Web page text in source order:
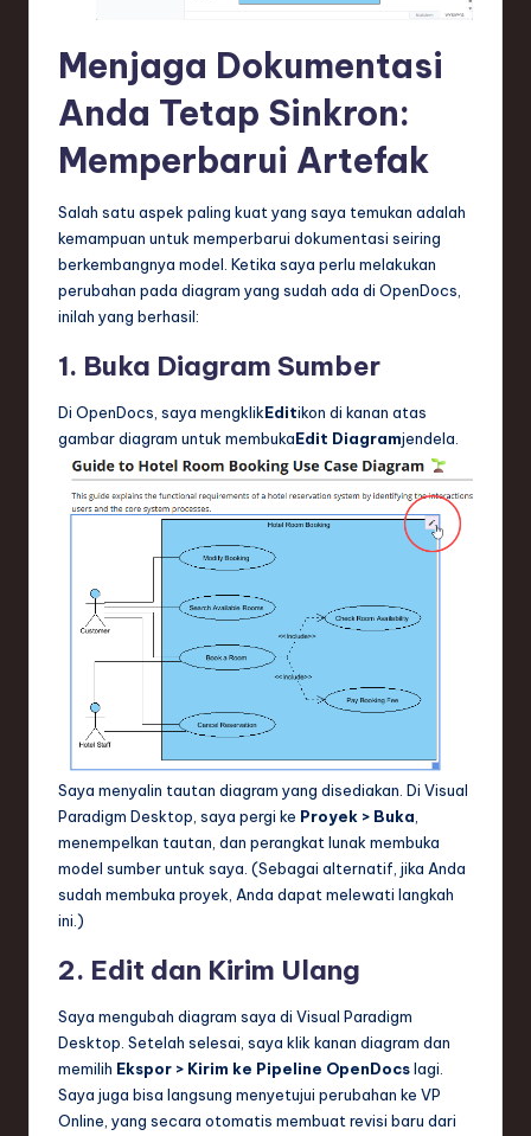
Menjaga Dokumentasi
Anda Tetap Sinkron:
Memperbarui Artefak
Salah satu aspek paling kuat yang saya temukan adalah
kemampuan untuk memperbarui dokumentasi seiring
berkembangnya model. Ketika saya perlu melakukan
perubahan pada diagram yang sudah ada di OpenDocs,
inilah yang berhasil:
1. Buka Diagram Sumber
Di OpenDocs, saya mengklikEditikon di kanan atas
gambar diagram untuk membukaEdit Diagramjendela.
Saya menyalin tautan diagram yang disediakan. Di Visual
Paradigm Desktop, saya pergi ke Proyek > Buka
menempelkan tautan, dan perangkat lunak membuka
model sumber untuk saya. (Sebagai alternatif, jika Anda
sudah membuka proyek, Anda dapat melewati langkah
ini.)
2. Edit dan Kirim Ulang
Saya mengubah diagram saya di Visual Paradigm
Desktop. Setelah selesai, saya klik kanan diagram dan
memilih Ekspor > Kirim ke Pipeline OpenDocslagi.
Saya juga bisa langsung menyetujui perubahan ke VP
Online, yang secara otomatis membuat revisi baru dari